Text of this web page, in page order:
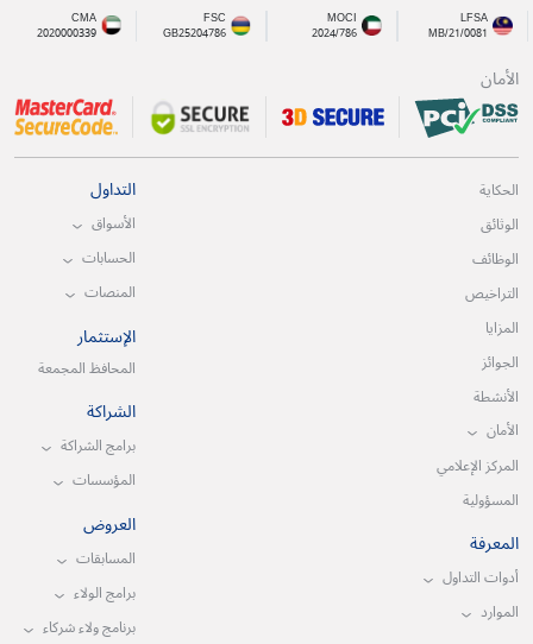
LFSA
MB/21/0081
MOCI
2024/786
FSC
GB25204786
CMA
2020000339
الأمان
الحكاية
الوثائق
الوظائف
التراخيص
المزايا
الجوائز
الأنشطة
الأمان
المركز الإعلامي
المسؤولية
المعرفة
أدوات التداول
الموارد
التداول
الأسواق
الحسابات
المنصات
الإستثمار
المحافظ المجمعة
الشراكة
برامج الشراكة
المؤسسات
العروض
المسابقات
برامج الولاء
برنامج ولاء شركاء